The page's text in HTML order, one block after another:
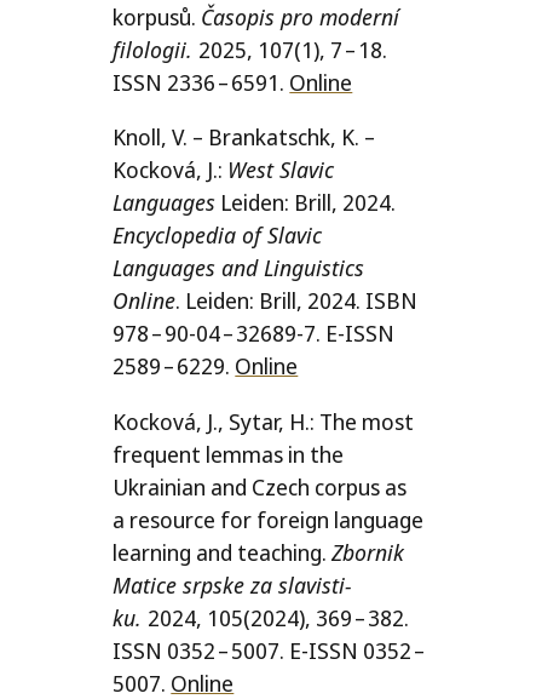
kor­pu­sů. Časopis pro moder­ní
filo­lo­gii. 2025, 107(1), 7 – 18.
ISSN 2336 – 6591. Online
Knoll, V. – Brankatschk, K. –
Kocková, J.: West Slavic
Languages Leiden: Brill, 2024.
Encyclopedia of Slavic
Languages and Linguistics
Online. Leiden: Brill, 2024. ISBN
978 – 90-04 – 32689‑7. E‑ISSN
2589 – 6229. Online
Kocková, J., Sytar, H.: The most
frequent lem­mas in the
Ukrainian and Czech cor­pus as
a resour­ce for fore­ign lan­gu­age
lear­ning and tea­ching.Zbornik
Matice srp­ske za sla­vis­ti­
ku. 2024, 105(2024), 369 – 382.
ISSN 0352 – 5007. E‑ISSN 0352 –
5007. Online